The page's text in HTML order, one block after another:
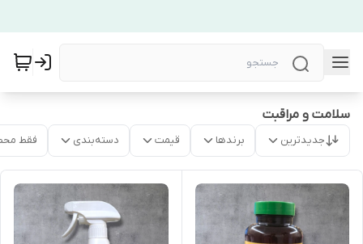
سلامت و مراقبت
جدیدترین برندها قیمت دسته‌بندی فقط